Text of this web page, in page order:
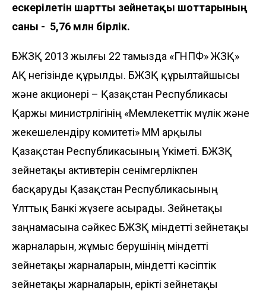
ескерілетін шартты зейнетақы шоттарының
саны - 5,76 млн бірлік.
БЖЗҚ 2013 жылғы 22 тамызда «ГНПФ» ЖЗҚ»
АҚ негізінде құрылды. БЖЗҚ құрылтайшысы
және акционері – Қазақстан Республикасы
Қаржы министрлігінің «Мемлекеттік мүлік және
жекешелендіру комитеті» ММ арқылы
Қазақстан Республикасының Үкіметі. БЖЗҚ
зейнетақы активтерін сенімгерлікпен
басқаруды Қазақстан Республикасының
Ұлттық Банкі жүзеге асырады. Зейнетақы
заңнамасына сәйкес БЖЗҚ міндетті зейнетақы
жарналарын, жұмыс берушінің міндетті
зейнетақы жарналарын, міндетті кәсіптік
зейнетақы жарналарын, ерікті зейнетақы